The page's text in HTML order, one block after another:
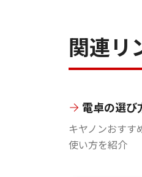
関連リ
電卓の選び
キヤノンおすす
使い方を紹介